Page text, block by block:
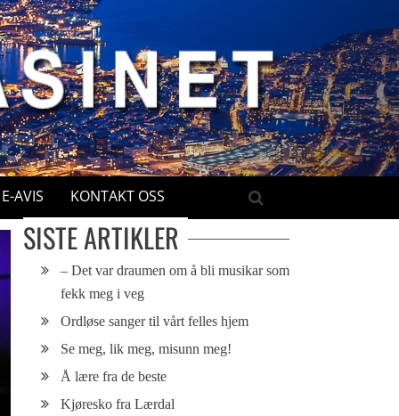
E-AVIS KONTAKT OSS
SISTE ARTIKLER
– Det var draumen om å bli musikar som
fekk meg i veg
Ordløse sanger til vårt felles hjem
Se meg, lik meg, misunn meg!
Å lære fra de beste
Kjøresko fra Lærdal